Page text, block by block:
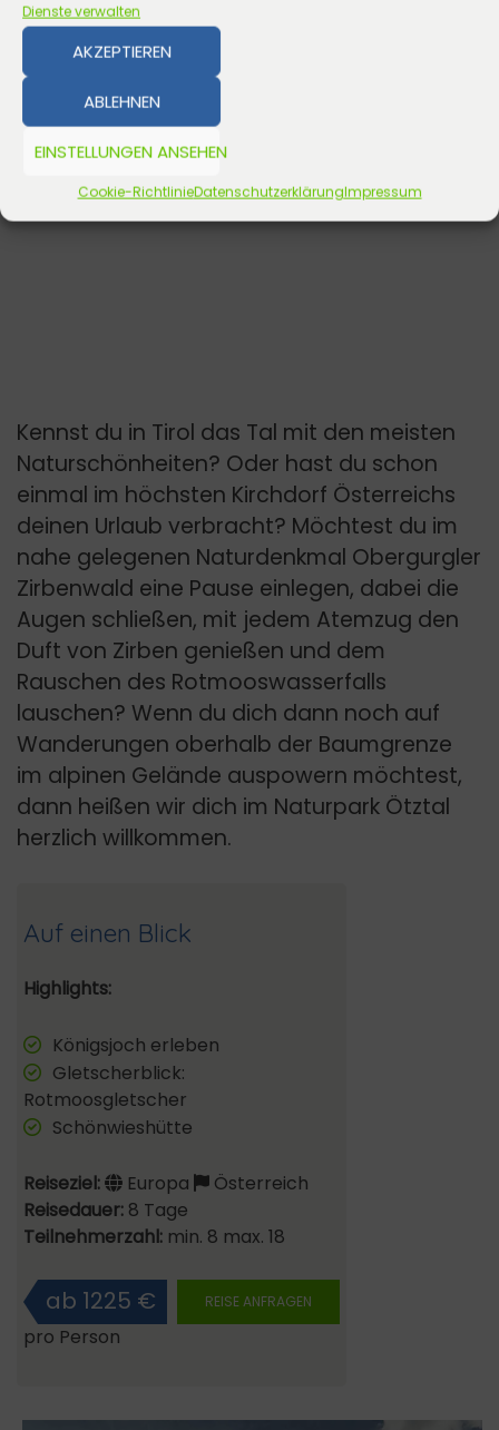
Dienste verwalten
AKZEPTIEREN
ABLEHNEN
EINSTELLUNGEN ANSEHEN
Cookie-RichtlinieDatenschutzerklärungImpressum
Kennst du in Tirol das Tal mit den meisten
Naturschönheiten? Oder hast du schon
einmal im höchsten Kirchdorf Österreichs
deinen Urlaub verbracht? Möchtest du im
nahe gelegenen Naturdenkmal Obergurgler
Zirbenwald eine Pause einlegen, dabei die
Augen schließen, mit jedem Atemzug den
Duft von Zirben genießen und dem
Rauschen des Rotmooswasserfalls
lauschen? Wenn du dich dann noch auf
Wanderungen oberhalb der Baumgrenze
im alpinen Gelände auspowern möchtest,
dann heißen wir dich im Naturpark Ötztal
herzlich willkommen.
Auf einen Blick
Highlights:
Königsjoch erleben
Gletscherblick:
Rotmoosgletscher
Schönwieshütte
Reiseziel: Europa
Österreich
Reisedauer:8 Tage
Teilnehmerzahl:min. 8 max. 18
REISE ANFRAGEN
ab 1225 €
pro Person